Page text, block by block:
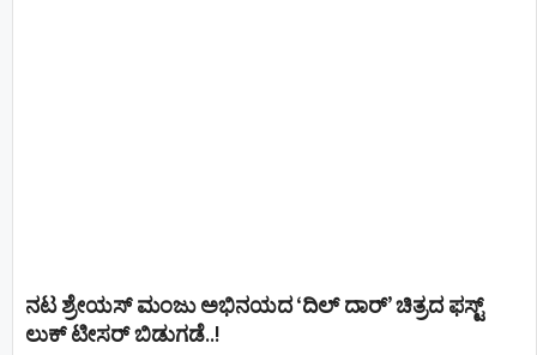
ನಟ ಶ್ರೇಯಸ್ ಮಂಜು ಅಭಿನಯದ ‘ದಿಲ್ ದಾರ್’ ಚಿತ್ರದ ಫಸ್ಟ್
ಲುಕ್ ಟೀಸರ್ ಬಿಡುಗಡೆ..!